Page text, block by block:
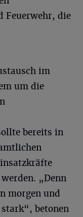
Feuerwehr, die
im
um die
bereits in
„Denn
morgen und
betonen